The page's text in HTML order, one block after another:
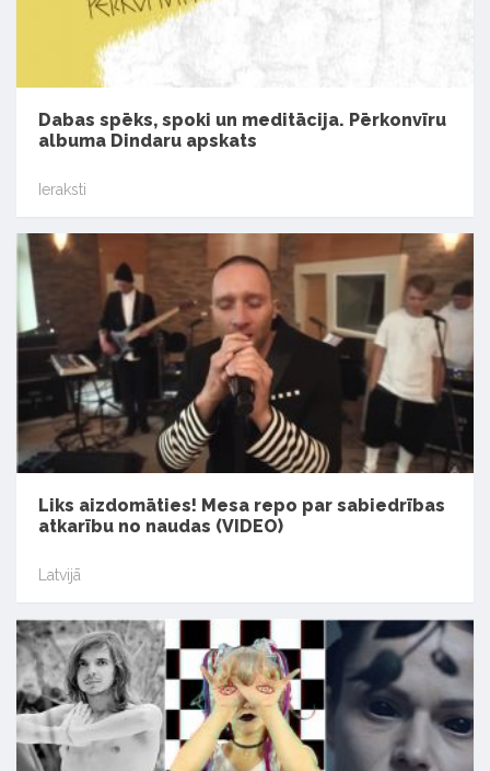
Dabas spēks, spoki un meditācija. Pērkonvīru
albuma Dindaru apskats
Ieraksti
Liks aizdomāties! Mesa repo par sabiedrības
atkarību no naudas (VIDEO)
Latvijā